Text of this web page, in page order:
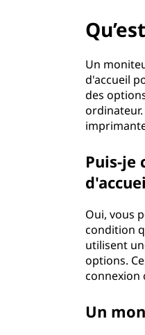
Un
d'accueil
des
Puis-
Oui, vous
condition
utilisent
options.
connexion
Un